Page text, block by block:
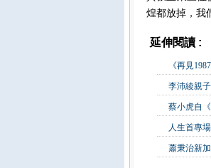
煌都放掉，我
延伸閱讀 :
《再見
李沛綾親
蔡小虎自
人生首專
蕭秉治新